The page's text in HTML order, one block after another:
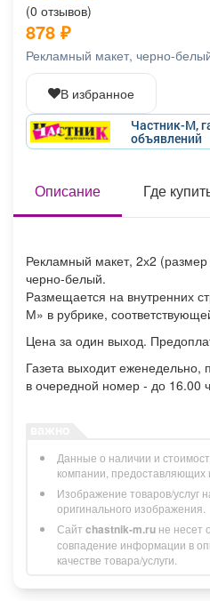
Афиша Обучение
Товары
Я -
(0 отзывов)
878 ₽
Рекламный макет, черно-
В избранное
Частник-М,
объявлений
Описание Где
Рекламный макет, 2х2 (размер
черно-белый.
Размещается на внутренних
М» в рубрике,
Цена за один выход.
Газета выходит
в очередной номер - до 16.00
Данные о наличии и
компании, предоставляющих
Изображение товаров/услуг
оригинального изображения.
Сайт chastnik-m.ru не несет
совпадение информации в
качестве товара/услуги.